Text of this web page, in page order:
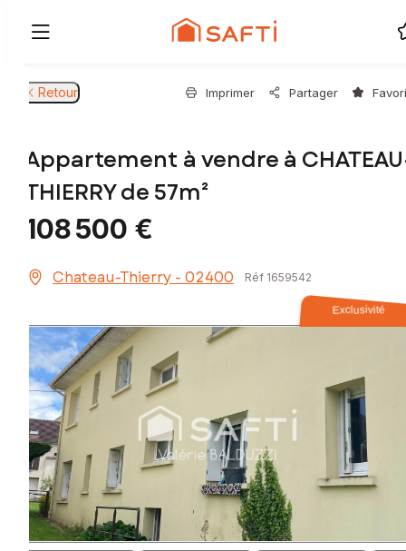
Retour Imprimer Partager
Appartement à vendre à
THIERRY de 57m²
108 500 €
Chateau-Thierry - 02400 Réf 1659542
Exclusivité